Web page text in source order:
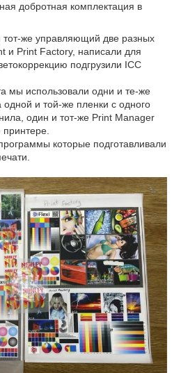
добротная комплектация в
же управляющий две разных
и Print Factory, написали для
подгрузили ICC
мы использовали одни и те-же
и той-же пленки с одного
один и тот-же Print Manager
которые подготавливали